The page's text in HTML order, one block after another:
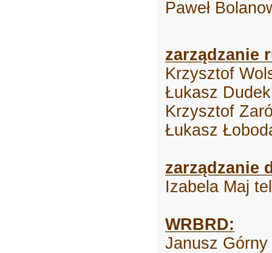
Paweł
zarządzanie
Krzysztof
Łukasz
Krzysztof
Łukasz
zarządzanie
Izabela Maj
WRBRD:
Janusz